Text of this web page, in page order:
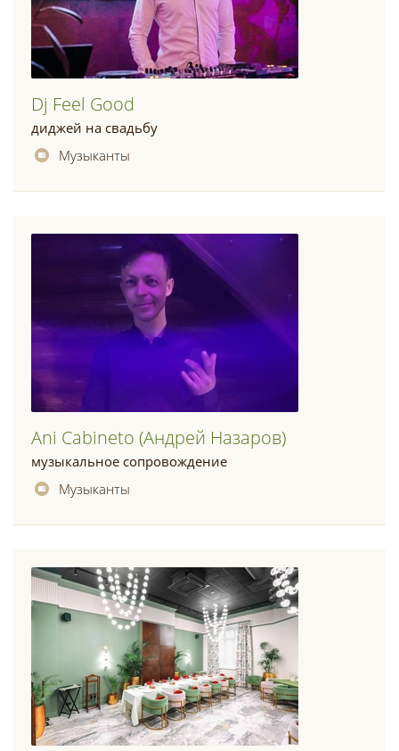
Dj Feel Good
диджей на свадьбу
Музыканты
Ani Cabineto (андрей Назаров)
музыкальное сопровождение
Музыканты